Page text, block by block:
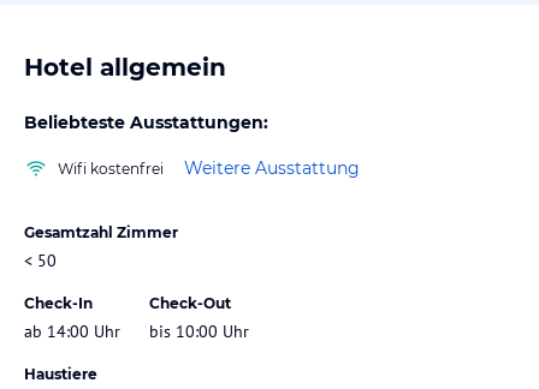
Hotel allgemein
Beliebteste Ausstattungen:
Wifi kostenfrei Weitere Ausstattung
Gesamtzahl Zimmer
< 50
Check-In
ab 14:00 Uhr
Check-Out
bis 10:00 Uhr
Haustiere